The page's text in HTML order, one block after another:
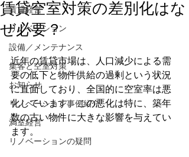
賃貸経営
リノベーション
設備／メンテナンス
集客と空室対策
お知らせ
リノベーション事例紹介
満室経営
リノベーションの疑問
賃貸空室対策の差別化はな
ぜ必要？
近年の賃貸市場は、人口減少による需
要の低下と物件供給の過剰という状況
に直面しており、全国的に空室率は悪
化しています。この悪化は特に、築年
数の古い物件に大きな影響を与えてい
ます。